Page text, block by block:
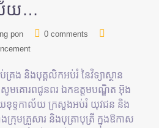
ល័យ…
pon
0 comments
ង និងបុគ្គលិកអប់រំ នៃវិទ្យាស្ថាន
មគោរពជូនពរ ឯកឧត្តមបណ្ឌិត អ៊ុង
ាយខុទ្ទកាល័យ ក្រសួងអប់រំ យុវជន និង
រុមគ្រួសារ និងបុត្រាបុត្រី ក្នុងឱកាស